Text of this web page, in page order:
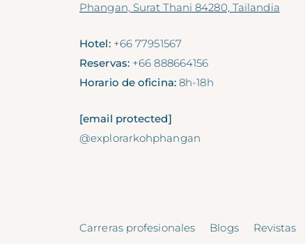
Phangan, Surat Thani 84280, Tailandia
Hotel: +66 77951567
Reservas: +66 888664156
Horario de oficina:8h-18h
[email protected]
@explorarkohphangan
Carreras profesionales Blogs Revistas